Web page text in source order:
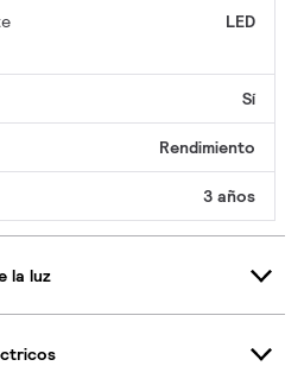
LED
Sí
Rendimiento
3 años
la luz